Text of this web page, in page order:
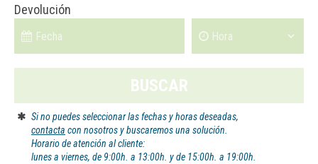
Devolución
BUSCAR
Si no puedes seleccionar las fechas y horas deseadas,
contacta con nosotros y buscaremos una solución.
Horario de atención al cliente:
lunes a viernes, de 9:00h. a 13:00h. y de 15:00h. a 19:00h.